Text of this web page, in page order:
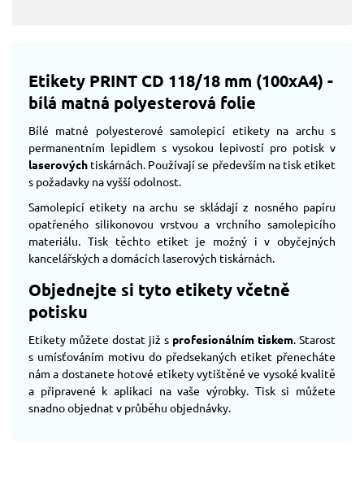
Etikety PRINT CD 118/18 mm (100xA4) -
bílá matná polyesterová folie
Bílé matné polyesterové samolepicí etikety na archu s
permanentním lepidlem s vysokou lepivostí pro potisk v
laserových tiskárnách. Používají se především na tisk etiket
s požadavky na vyšší odolnost.
Samolepicí etikety na archu se skládají z nosného papíru
opatřeného silikonovou vrstvou a vrchního samolepicího
materiálu. Tisk těchto etiket je možný i v obyčejných
kancelářských a domácích laserových tiskárnách.
Objednejte si tyto etikety včetně
potisku
Etikety můžete dostat již s profesionálním tiskem. Starost
s umísťováním motivu do předsekaných etiket přenecháte
nám a dostanete hotové etikety vytištěné ve vysoké kvalitě
a připravené k aplikaci na vaše výrobky. Tisk si můžete
snadno objednat v průběhu objednávky.